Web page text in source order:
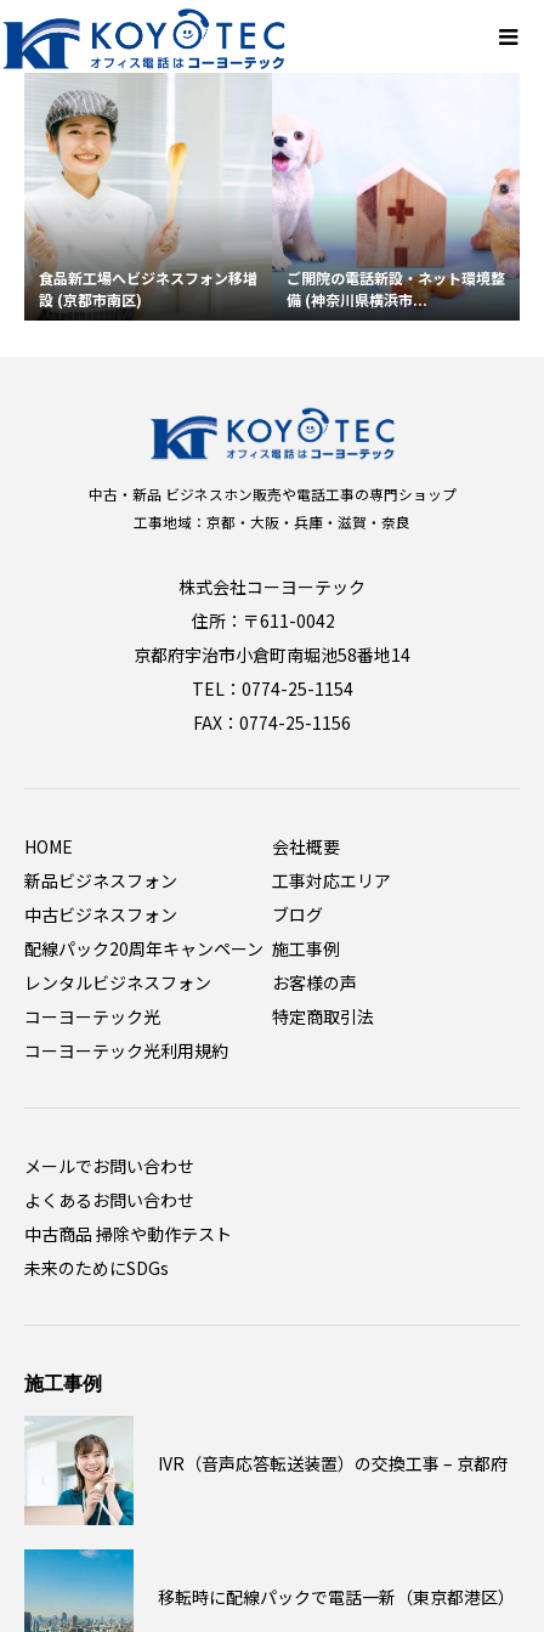
食品新工場へビジネスフォン移増
設 (京都市南区)
ご開院の電話新設・ネット環境整
備 (神奈川県横浜市...
中古・新品 ビジネスホン販売や電話工事の専門ショップ
工事地域：京都・大阪・兵庫・滋賀・奈良
株式会社コーヨーテック
住所：〒611-0042
京都府宇治市小倉町南堀池58番地14
TEL：0774-25-1154
FAX：0774-25-1156
HOME
新品ビジネスフォン
中古ビジネスフォン
配線パック20周年キャンペーン
レンタルビジネスフォン
コーヨーテック光
コーヨーテック光利用規約
会社概要
工事対応エリア
ブログ
施工事例
お客様の声
特定商取引法
メールでお問い合わせ
よくあるお問い合わせ
中古商品 掃除や動作テスト
未来のためにSDGs
施工事例
IVR（音声応答転送装置）の交換工事 – 京都府
移転時に配線パックで電話一新（東京都港区）